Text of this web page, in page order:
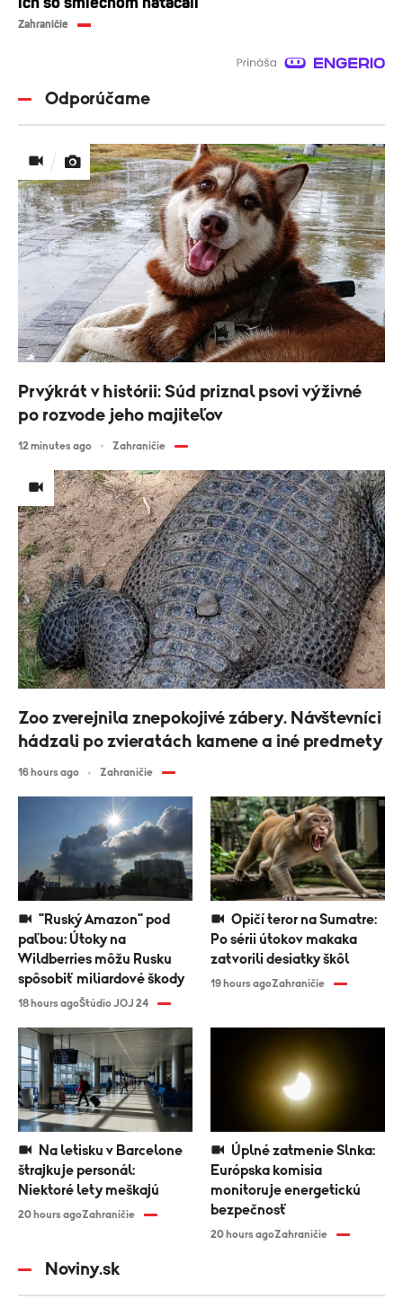
Zahraničie
Odporúčame
Prvýkrát v histórii: Súd priznal psovi výživné
po rozvode jeho majiteľov
12 minutes ago Zahraničie
Zoo zverejnila znepokojivé zábery. Návštevníci
hádzali po zvieratách kamene a iné predmety
16 hours ago Zahraničie
paľbou: Útoky na
Wildberries môžu Rusku
spôsobiť miliardové škody
18 hours agoŠtúdio JOJ 24
Po sérii útokov makaka
zatvorili desiatky škôl
19 hours agoZahraničie
štrajkuje personál:
Niektoré lety meškajú
20 hours agoZahraničie
Európska komisia
monitoruje energetickú
bezpečnosť
20 hours agoZahraničie
Noviny.sk